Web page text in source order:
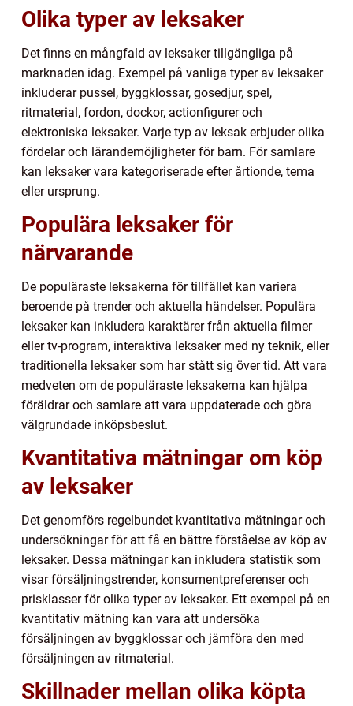
Olika typer av leksaker
Det finns en mångfald av leksaker tillgängliga på
marknaden idag. Exempel på vanliga typer av leksaker
inkluderar pussel, byggklossar, gosedjur, spel,
ritmaterial, fordon, dockor, actionfigurer och
elektroniska leksaker. Varje typ av leksak erbjuder olika
fördelar och lärandemöjligheter för barn. För samlare
kan leksaker vara kategoriserade efter årtionde, tema
eller ursprung.
Populära leksaker för
närvarande
De populäraste leksakerna för tillfället kan variera
beroende på trender och aktuella händelser. Populära
leksaker kan inkludera karaktärer från aktuella filmer
eller tv-program, interaktiva leksaker med ny teknik, eller
traditionella leksaker som har stått sig över tid. Att vara
medveten om de populäraste leksakerna kan hjälpa
föräldrar och samlare att vara uppdaterade och göra
välgrundade inköpsbeslut.
Kvantitativa mätningar om köp
av leksaker
Det genomförs regelbundet kvantitativa mätningar och
undersökningar för att få en bättre förståelse av köp av
leksaker. Dessa mätningar kan inkludera statistik som
visar försäljningstrender, konsumentpreferenser och
prisklasser för olika typer av leksaker. Ett exempel på en
kvantitativ mätning kan vara att undersöka
försäljningen av byggklossar och jämföra den med
försäljningen av ritmaterial.
Skillnader mellan olika köpta